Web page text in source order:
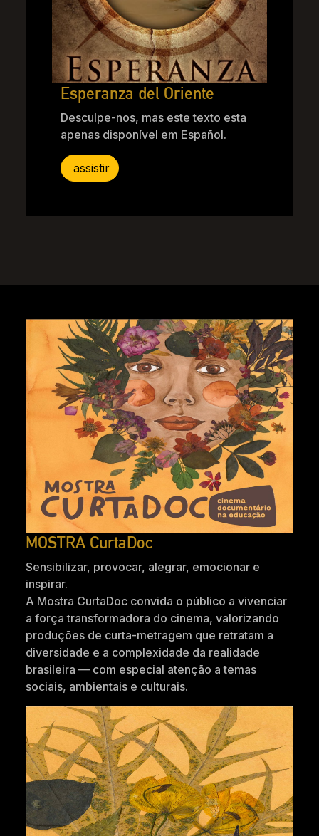
Esperanza del Oriente
Desculpe-nos, mas este texto esta
apenas disponível em Español.
assistir
MOSTRA CurtaDoc
Sensibilizar, provocar, alegrar, emocionar e
inspirar.
A Mostra CurtaDoc convida o público a vivenciar
a força transformadora do cinema, valorizando
produções de curta-metragem que retratam a
diversidade e a complexidade da realidade
brasileira — com especial atenção a temas
sociais, ambientais e culturais.